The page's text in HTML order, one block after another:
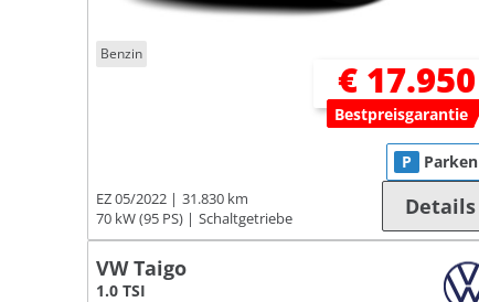
Benzin
€ 17.950
Bestpreisgarantie
EZ 05/2022
31.830 km
70 kW (95 PS)
Schaltgetriebe
P Parken
Details
VW Taigo
1.0 TSI